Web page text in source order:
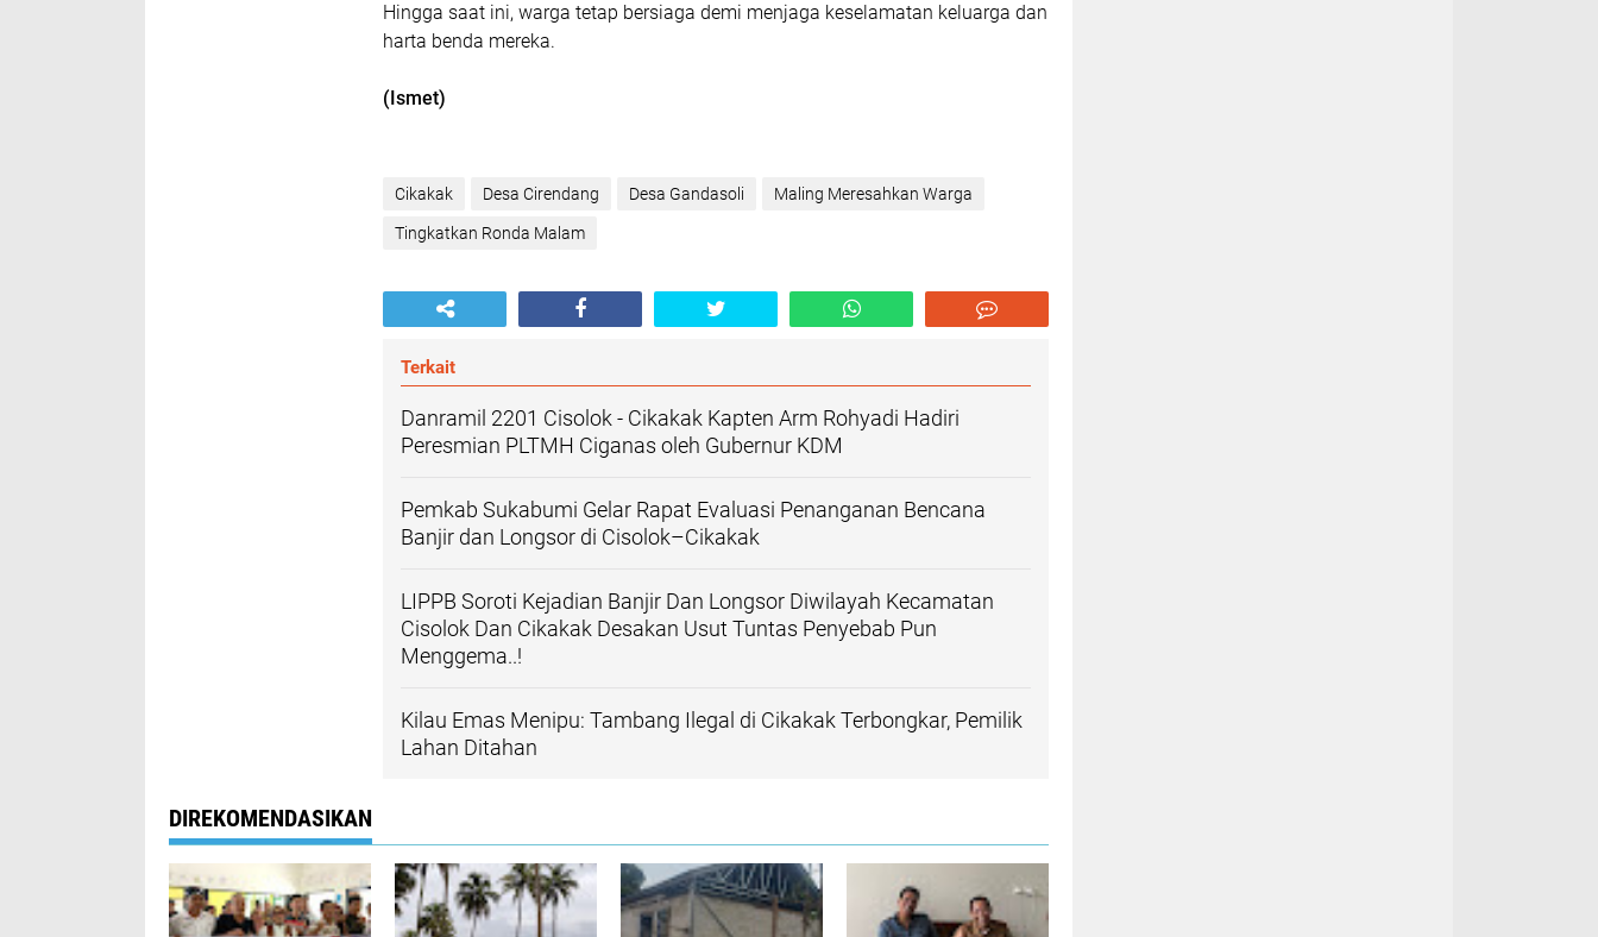
Hingga saat ini, warga tetap bersiaga demi menjaga keselamatan keluarga dan
harta benda mereka.
(Ismet)
Cikakak Desa Cirendang Desa Gandasoli Maling Meresahkan Warga
Tingkatkan Ronda Malam
Terkait
Danramil 2201 Cisolok - Cikakak Kapten Arm Rohyadi Hadiri
Peresmian PLTMH Ciganas oleh Gubernur KDM
Pemkab Sukabumi Gelar Rapat Evaluasi Penanganan Bencana
Banjir dan Longsor di Cisolok–Cikakak
LIPPB Soroti Kejadian Banjir Dan Longsor Diwilayah Kecamatan
Cisolok Dan Cikakak Desakan Usut Tuntas Penyebab Pun
Menggema..!
Kilau Emas Menipu: Tambang Ilegal di Cikakak Terbongkar, Pemilik
Lahan Ditahan
DIREKOMENDASIKAN